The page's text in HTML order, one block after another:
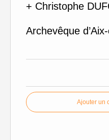
+ Christophe
Archevêque
Ajouter un